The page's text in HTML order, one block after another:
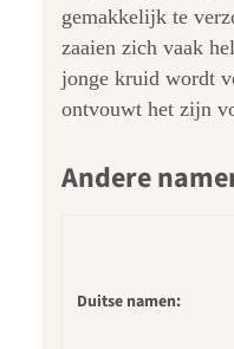
gemakkelijk te
zaaien zich vaak
jonge kruid wordt
ontvouwt het zijn
Andere
Duitse namen: